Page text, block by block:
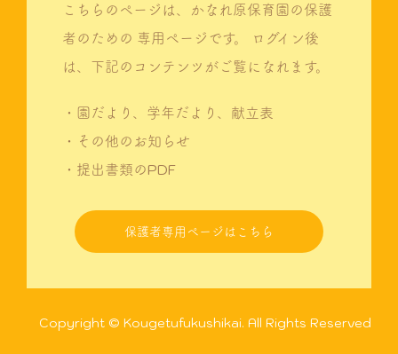
こちらのページは、かなれ原保育園の保護
者のための 専用ページです。
ログイン後
は、下記のコンテンツがご覧になれます。
・園だより、学年だより、献立表
・その他のお知らせ
・提出書類のPDF
保護者専用ページはこちら
Copyright © Kougetufukushikai. All Rights Reserved